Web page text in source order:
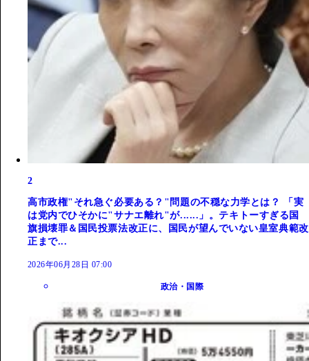
2
高市政権"それ急ぐ必要ある？"問題の不穏な力学とは？ 「実
は党内でひそかに"サナエ離れ"が......」。テキトーすぎる国
旗損壊罪＆国民投票法改正に、国民が望んでいない皇室典範改
正まで...
2026年06月28日 07:00
政治・国際